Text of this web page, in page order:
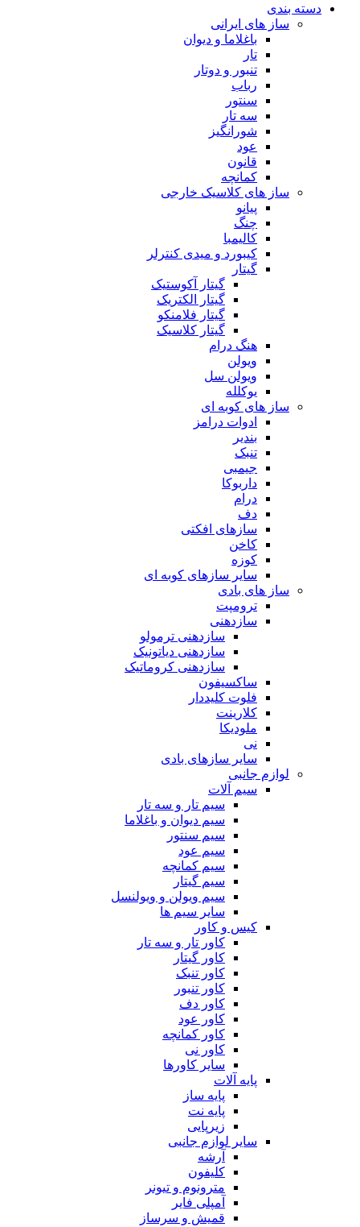
دسته بندی
ساز های ایرانی
باغلاما و دیوان
تار
تنبور و دوتار
رباب
سنتور
سه تار
شورانگیز
عود
قانون
کمانچه
ساز های کلاسیک خارجی
پیانو
چنگ
کالیمبا
کیبورد و میدی کنترلر
گیتار
گیتار آکوستیک
گیتار الکتریک
گیتار فلامنکو
گیتار کلاسیک
هنگ درام
ویولن
ویولن سل
یوکلله
ساز های کوبه ای
ادوات درامز
بندیر
تنبک
جیمبی
داربوکا
درام
دف
سازهای افکتی
کاخن
کوزه
سایر سازهای کوبه ای
ساز های بادی
ترومپت
سازدهنی
سازدهنی ترمولو
سازدهنی دیاتونیک
سازدهنی کروماتیک
ساکسیفون
فلوت کلیددار
کلارینت
ملودیکا
نی
سایر سازهای بادی
لوازم جانبی
سیم آلات
سیم تار و سه تار
سیم دیوان و باغلاما
سیم سنتور
سیم عود
سیم کمانچه
سیم گیتار
سیم ویولن و ویولنسل
سایر سیم ها
کیس و کاور
کاور تار و سه تار
کاور گیتار
کاور تنبک
کاور تنبور
کاور دف
کاور عود
کاور کمانچه
کاور نی
سایر کاورها
پایه آلات
پایه ساز
پایه نت
زیرپایی
سایر لوازم جانبی
آرشه
کلیفون
مترونوم و تیونر
آمپلی فایر
قمیش و سرساز